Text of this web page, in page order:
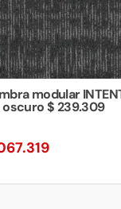
modular
oscuro $ 239.309